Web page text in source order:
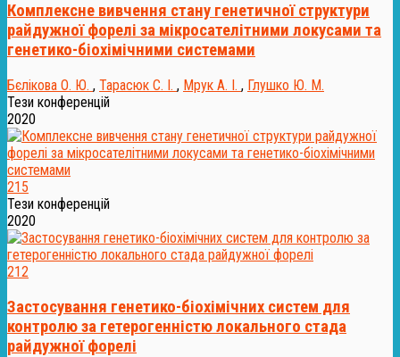
Комплексне вивчення стану генетичної структури
райдужної форелі за мікросателітними локусами та
генетико-біохімічними системами
Бєлікова О. Ю. , Тарасюк С. І. , Мрук А. І. , Глушко Ю. М.
Тези конференцій
2020
215
Тези конференцій
2020
212
Застосування генетико-біохімічних систем для
контролю за гетерогенністю локального стада
райдужної форелі